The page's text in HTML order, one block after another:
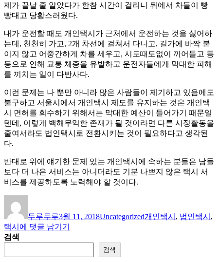
제가 끝날 줄 알았다가 한참 시간이 걸리니 뒤에서 차들이 빵
빵대고 당황스러웠다.
내가 운전할 때도 개인택시가 근처에서 운전하는 것을 싫어하
는데, 천천히 가고, 2개 차선에 걸쳐서 다니고, 길가에 바짝 붙
이지 않고 어중간하게 차를 세우고, 시도때도없이 끼어들고 등
등으로 인해 교통 체증을 유발하고 운전자들에게 막대한 피해
를 끼치는 일이 다반사다.
이런 문제는 나 뿐만 아니라 많은 사람들이 제기하고 있음에도
불구하고 서울시에서 개인택시 제도를 유지하는 것은 개인택
시 면허를 회수하기 위해서는 막대한 예산이 들어가기 때문일
텐데, 이렇게 백해무익한 존재가 될 것이라면 다른 시정활동을
줄여서라도 법인택시로 전환시키는 것이 필요하다고 생각된
다.
반대로 위에 얘기한 문제 있는 개인택시에 속하는 분들은 남들
보다 더 나은 서비스는 아니더라도 기분 나쁘지 않은 택시 서
비스를 제공하도록 노력해야 할 것이다.
이
두루두루일
자
3월 11, 2018고
Uncategorized개인택시 , 법인택시 ,
택시 [개
견]
에 댓글 남기기
검색
검색